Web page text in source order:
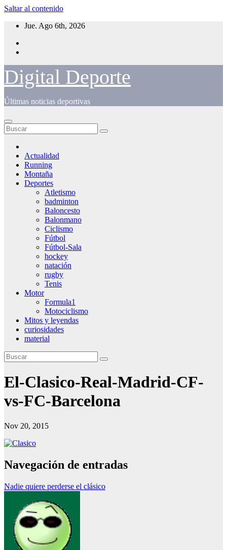
Saltar al contenido
Jue. Ago 6th, 2026
Digital Deporte
Últimas noticias deportivas
Actualidad
Running
Montaña
Deportes
Atletismo
badminton
Baloncesto
Balonmano
Ciclismo
Fútbol
Fútbol-Sala
hockey
natación
rugby
Tenis
Motor
Formula1
Motociclismo
Mitos y leyendas
curiosidades
material
El-Clasico-Real-Madrid-CF-
vs-FC-Barcelona
Nov 20, 2015
Navegación de entradas
Nadie quiere perderse el clásico